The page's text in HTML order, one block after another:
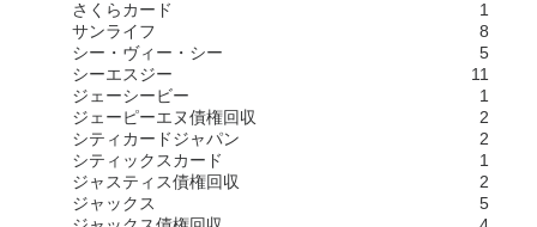
さくらカード
1
サンライフ
8
シー・ヴィー・シー
5
シーエスジー
11
ジェーシービー
1
ジェーピーエヌ債権回収
2
シティカードジャパン
2
シティックスカード
1
ジャスティス債権回収
2
ジャックス
5